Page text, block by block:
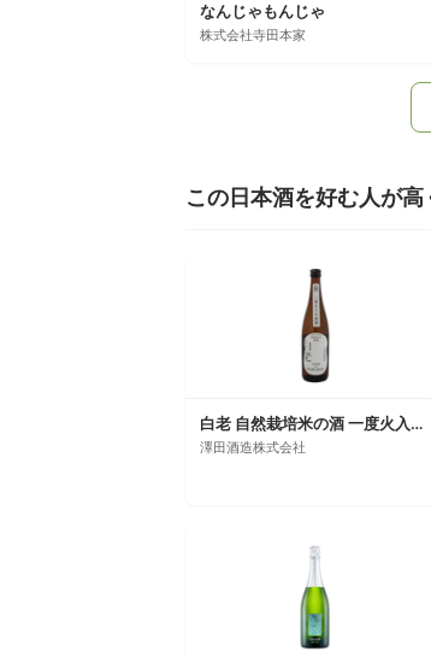
なんじゃもんじゃ
株式会社寺田本家
この日本酒を好む人が
白老 自然栽培米の酒 一度火入れ原酒
澤田酒造株式会社